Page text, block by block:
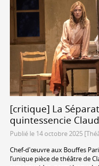
[critique] La
quintessencie
Publié le 14 octobre 2025
Chef-d'œuvre aux Bouffes
l’unique pièce de théâtre de